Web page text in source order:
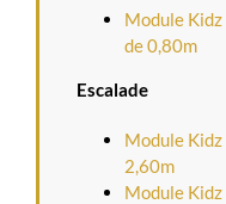
Module
de 0,80m
Escalade
Module
2,60m
Module